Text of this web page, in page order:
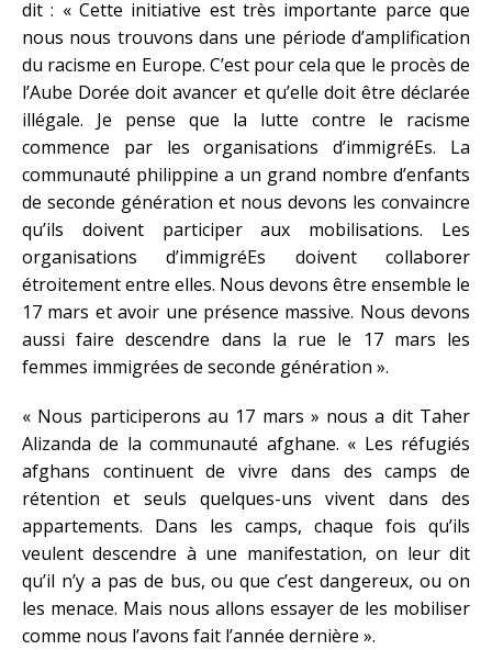
dit : « Cette initiative est très importante parce que
nous nous trouvons dans une période d’amplification
du racisme en Europe. C’est pour cela que le procès de
l’Aube Dorée doit avancer et qu’elle doit être déclarée
illégale. Je pense que la lutte contre le racisme
commence par les organisations d’immigréEs. La
communauté philippine a un grand nombre d’enfants
de seconde génération et nous devons les convaincre
qu’ils doivent participer aux mobilisations. Les
organisations d’immigréEs doivent collaborer
étroitement entre elles. Nous devons être ensemble le
17 mars et avoir une présence massive. Nous devons
aussi faire descendre dans la rue le 17 mars les
femmes immigrées de seconde génération ».
« Nous participerons au 17 mars » nous a dit Taher
Alizanda de la communauté afghane. « Les réfugiés
afghans continuent de vivre dans des camps de
rétention et seuls quelques-uns vivent dans des
appartements. Dans les camps, chaque fois qu’ils
veulent descendre à une manifestation, on leur dit
qu’il n’y a pas de bus, ou que c’est dangereux, ou on
les menace. Mais nous allons essayer de les mobiliser
comme nous l’avons fait l’année dernière ».